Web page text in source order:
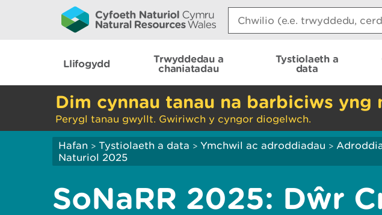
Search:
Llifogydd
Trwyddedau a
chaniatadau
Tystiolaeth a
data
Dim cynnau tanau na barbiciws yng
Perygl tanau gwyllt. Gwiriwch y cyngor diogelwch.
Hafan > Tystiolaeth a data > Ymchwil ac adroddiadau >
Naturiol 2025
SoNaRR 2025: Dŵr